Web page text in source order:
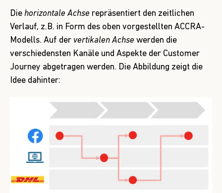
Die horizontale Achse repräsentiert den zeitlichen
Verlauf, z.B. in Form des oben vorgestellten ACCRA-
Modells. Auf der vertikalen Achse werden die
verschiedensten Kanäle und Aspekte der Customer
Journey abgetragen werden. Die Abbildung zeigt die
Idee dahinter: